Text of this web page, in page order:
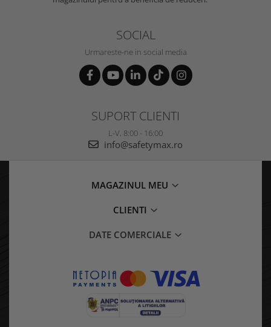
SOCIAL
Urmareste-ne in social media
SUPORT CLIENTI
L-V, 8:00 - 16:00
info@safetymax.ro
MAGAZINUL MEU
CLIENTI
DATE COMERCIALE